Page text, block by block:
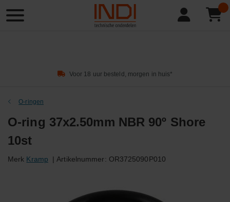
Product
zoeken
Voor 18 uur besteld, morgen in huis*
O-ringen
O-ring 37x2.50mm NBR 90º Shore
10st
Merk Kramp | Artikelnummer: OR3725090P010